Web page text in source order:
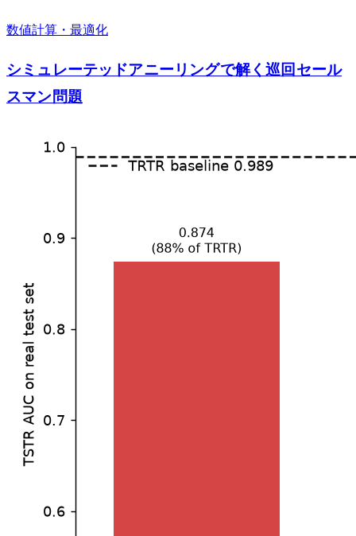
数値計算・最適化
シミュレーテッドアニーリングで解く巡回セール
スマン問題